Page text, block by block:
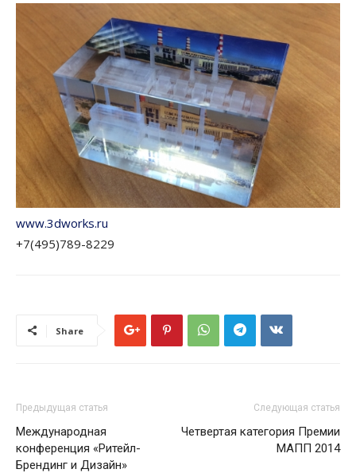
www.3dworks.ru
+7(495)789-8229
Share
Предыдущая статья
Международная
конференция «Ритейл-
Брендинг и Дизайн»
Следующая статья
Четвертая категория Премии
МАПП 2014